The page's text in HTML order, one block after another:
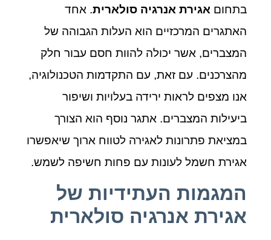
בתחום אגירת אנרגיה סולארית. אחד
האתגרים המרכזיים הוא העלות הגבוהה של
המצברים, אשר יכולה להוות חסם עבור חלק
מהצרכנים. עם זאת, עם התקדמות הטכנולוגיה,
אנו מצפים לראות ירידה בעלויות ושיפור
ביעילות המצברים. אתגר נוסף הוא הצורך
במציאת פתרונות לאגירה לטווח ארוך שיאפשרו
אגירת חשמל לעונות עם פחות חשיפה לשמש.
המגמות העתידיות של
אגירת אנרגיה סולארית